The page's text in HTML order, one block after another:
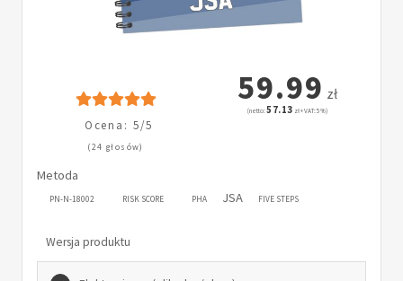
Ocena: 5/5
(24 głosów)
59.99 zł
(netto:57.13 zł + VAT: 5%)
Metoda
PN-N-18002 RISK SCORE PHA JSA FIVE STEPS
Wersja produktu